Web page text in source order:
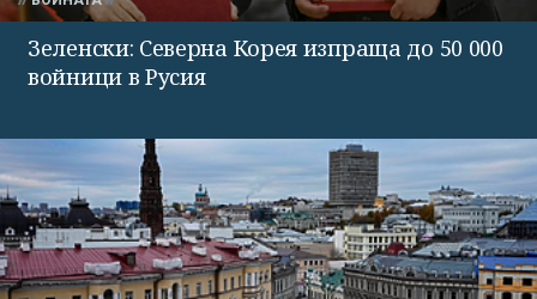
Зеленски: Северна Корея изпраща до 50 000
войници в Русия